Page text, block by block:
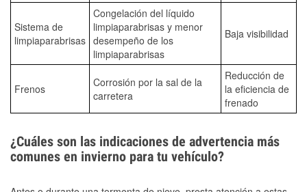
Sistema de
limpiaparabrisas
Congelación del líquido
limpiaparabrisas y menor
desempeño de los
limpiaparabrisas
Baja visibilidad
Frenos
Corrosión por la sal de la
carretera
Reducción de
la eficiencia de
frenado
¿Cuáles son las indicaciones de advertencia más
comunes en invierno para tu vehículo?